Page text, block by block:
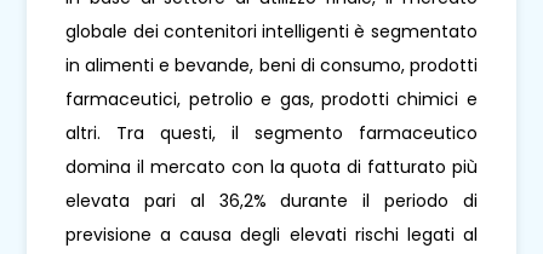
globale dei contenitori intelligenti è segmentato
in alimenti e bevande, beni di consumo, prodotti
farmaceutici, petrolio e gas, prodotti chimici e
altri. Tra questi, il segmento farmaceutico
domina il mercato con la quota di fatturato più
elevata pari al 36,2% durante il periodo di
previsione a causa degli elevati rischi legati al